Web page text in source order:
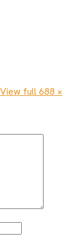
View full 688 ×